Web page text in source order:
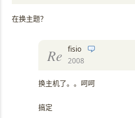
在换主题？
Re fisio
2008
换主机了。。呵呵
搞定